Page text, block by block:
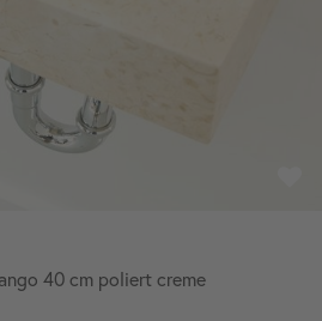
40 cm poliert creme